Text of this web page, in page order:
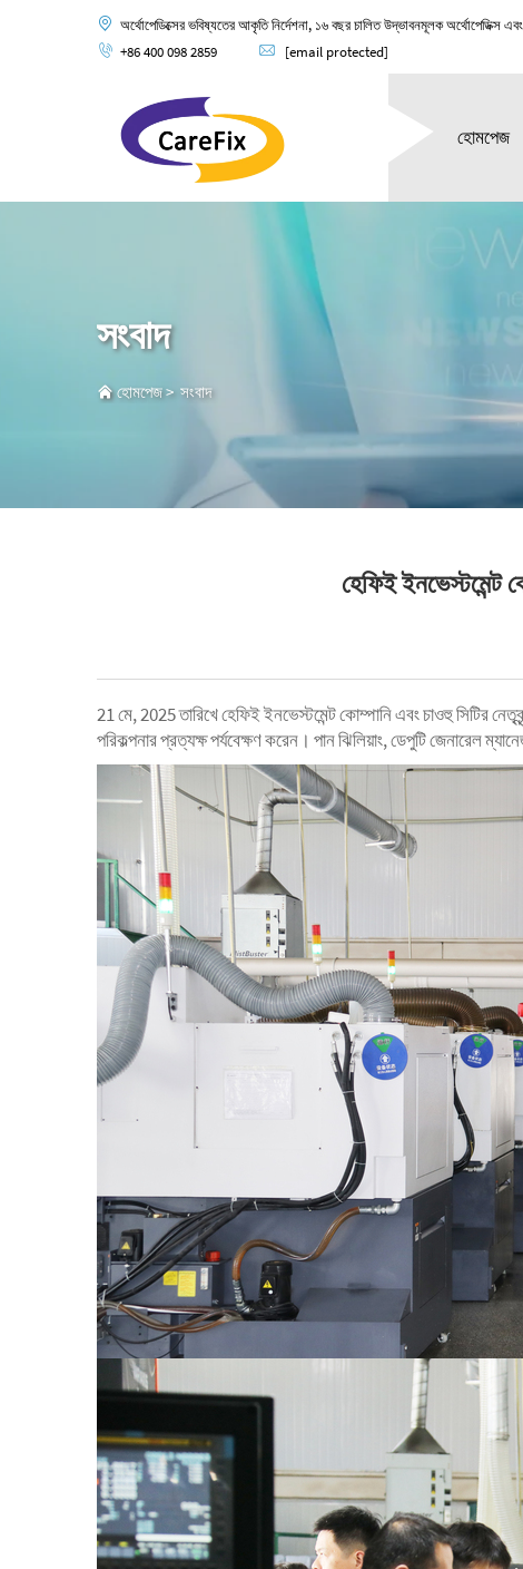
অর্থোপেডিক্সের ভবিষ্যতের আকৃতি নির্দেশনা, ১৬ বছর চালিত উদ্ভাবনমূলক অর্থোপেডিক্স
+86 400 098 2859
[email protected]
হোমপেজ
সংবাদ
হোমপেজ> সংবাদ
হেফিই ইনভেস্টমেন্ট
21 মে, 2025 তারিখে হেফিই ইনভেস্টমেন্ট কোম্পানি এবং চাওহু সিটির
পরিকল্পনার প্রত্যক্ষ পর্যবেক্ষণ করেন। পান ঝিলিয়াং, ডেপুটি জেনারেল